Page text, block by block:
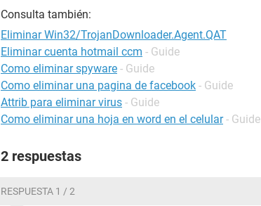
Consulta también:
Eliminar Win32/TrojanDownloader.Agent.QAT
Eliminar cuenta hotmail ccm - Guide
Como eliminar spyware - Guide
Como eliminar una pagina de facebook - Guide
Attrib para eliminar virus - Guide
Como eliminar una hoja en word en el celular - Guide
2 respuestas
RESPUESTA 1 / 2